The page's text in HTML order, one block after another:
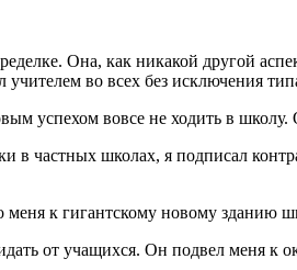
Она, как никакой другой
во всех без исключения
успехом вовсе не ходить в
в частных школах, я подписал
меня к гигантскому новому
от учащихся. Он подвел меня